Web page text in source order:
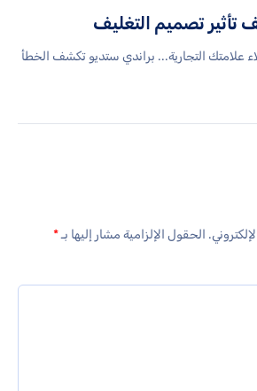
تصميم التغليف
علامتك التجارية... براندي ستديو تكشف الخطأ
الحقول الإلزامية مشار إليها بـ*